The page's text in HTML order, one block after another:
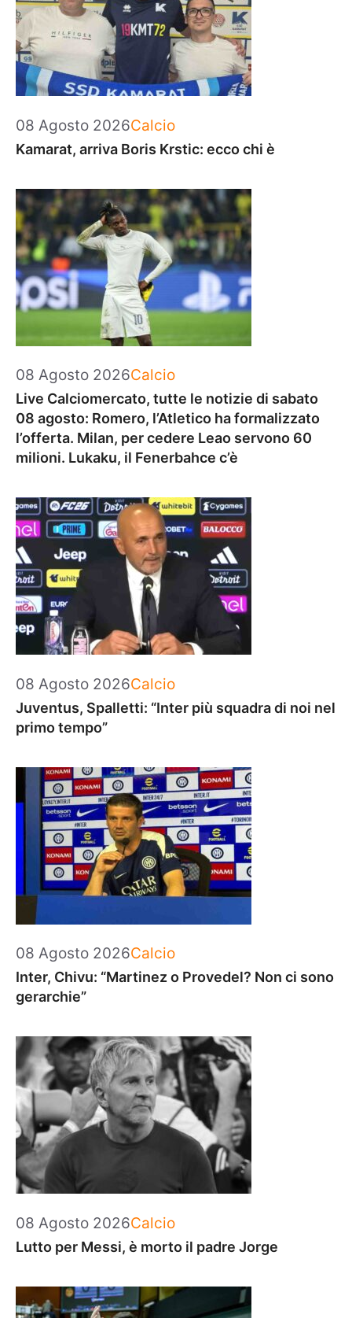
08 Agosto 2026Categorie
Calcio
Kamarat, arriva Boris Krstic: ecco chi è
08 Agosto 2026Categorie
Calcio
Live Calciomercato, tutte le notizie di sabato
08 agosto: Romero, l’Atletico ha formalizzato
l’offerta. Milan, per cedere Leao servono 60
milioni. Lukaku, il Fenerbahce c’è
08 Agosto 2026Categorie
Calcio
Juventus, Spalletti: “Inter più squadra di noi nel
primo tempo”
08 Agosto 2026Categorie
Calcio
Inter, Chivu: “Martinez o Provedel? Non ci sono
gerarchie”
08 Agosto 2026Categorie
Calcio
Lutto per Messi, è morto il padre Jorge